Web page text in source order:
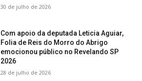
30 de julho de 2026
Com apoio da deputada Leticia Aguiar,
Folia de Reis do Morro do Abrigo
emocionou público no Revelando SP
2026
28 de julho de 2026